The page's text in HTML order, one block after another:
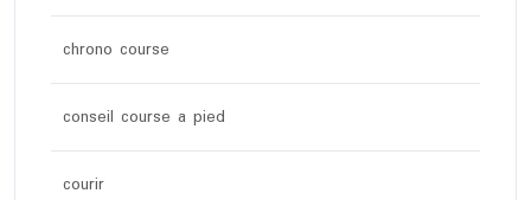
chrono course
conseil course a pied
courir